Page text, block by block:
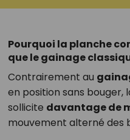
Pourquoi la planche
que le gainage
Contrairement au
en position sans bouger,
sollicite davantage de
mouvement alterné des